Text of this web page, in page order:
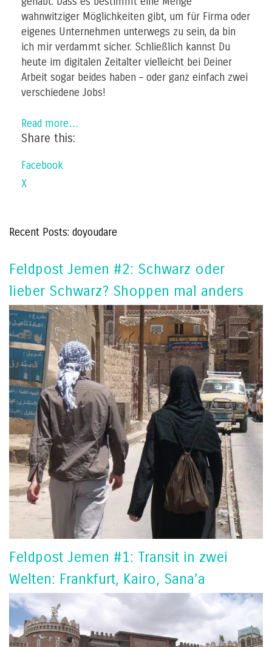
wahnwitziger Möglichkeiten gibt, um für Firma oder
eigenes Unternehmen unterwegs zu sein, da bin
ich mir verdammt sicher. Schließlich kannst Du
heute im digitalen Zeitalter vielleicht bei Deiner
Arbeit sogar beides haben – oder ganz einfach zwei
verschiedene Jobs!
Read more…
Share this:
Facebook
X
Recent Posts: doyoudare
Feldpost Jemen #2: Schwarz oder
lieber Schwarz? Shoppen mal anders
Feldpost Jemen #1: Transit in zwei
Welten: Frankfurt, Kairo, Sana’a